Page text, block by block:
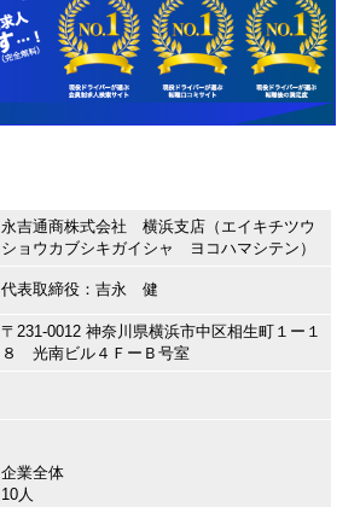
永吉通商株式会社 横浜支店（エイキチツウ
ショウカブシキガイシャ ヨコハマシテン）
代表取締役：吉永 健
〒231-0012 神奈川県横浜市中区相生町１ー１
８ 光南ビル４ＦーＢ号室
企業全体
10人